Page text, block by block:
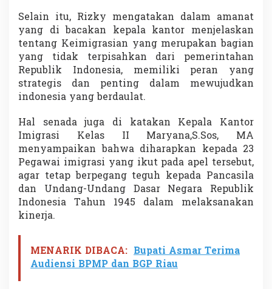
i
I
m
i
g
s
e
0
Selain itu, Rizky mengatakan dalam amanat
yang di bacakan kepala kantor menjelaskan
tentang Keimigrasian yang merupakan bagian
yang tidak terpisahkan dari pemerintahan
Republik Indonesia, memiliki peran yang
strategis dan penting dalam mewujudkan
indonesia yang berdaulat.
Hal senada juga di katakan Kepala Kantor
Imigrasi Kelas II Maryana,S.Sos, MA
menyampaikan bahwa diharapkan kepada 23
Pegawai imigrasi yang ikut pada apel tersebut,
agar tetap berpegang teguh kepada Pancasila
dan Undang-Undang Dasar Negara Republik
Indonesia Tahun 1945 dalam melaksanakan
kinerja.
MENARIK DIBACA: Bupati Asmar Terima
Audiensi BPMP dan BGP Riau